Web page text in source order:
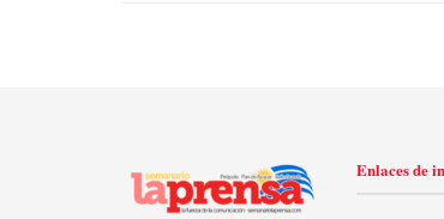
Enlaces de